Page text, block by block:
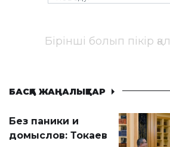
Бірінші болып пікір
БАСҚА ЖАҢАЛЫҚТАР
Без паники и
домыслов: Токаев